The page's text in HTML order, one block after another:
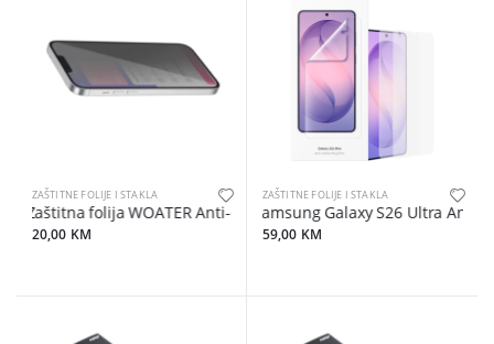
ZAŠTITNE FOLIJE I STAKLA
Zaštitna folija WOATER Anti-explosion AG Privacy
20,00 KM
ZAŠTITNE FOLIJE I STAKLA
Samsung Galaxy S26 Ultra Anti-
59,00 KM